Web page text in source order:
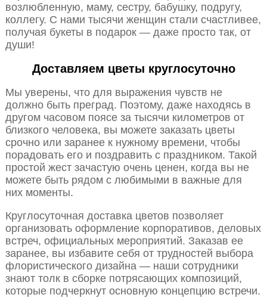
возлюбленную, маму, сестру, бабушку, подругу,
коллегу. С нами тысячи женщин стали счастливее,
получая букеты в подарок — даже просто так, от
души!
Доставляем цветы круглосуточно
Мы уверены, что для выражения чувств не
должно быть преград. Поэтому, даже находясь в
другом часовом поясе за тысячи километров от
близкого человека, вы можете заказать цветы
срочно или заранее к нужному времени, чтобы
порадовать его и поздравить с праздником. Такой
простой жест зачастую очень ценен, когда вы не
можете быть рядом с любимыми в важные для
них моменты.
Круглосуточная доставка цветов позволяет
организовать оформление корпоративов, деловых
встреч, официальных мероприятий. Заказав ее
заранее, вы избавите себя от трудностей выбора
флористического дизайна — наши сотрудники
знают толк в сборке потрясающих композиций,
которые подчеркнут основную концепцию встречи.